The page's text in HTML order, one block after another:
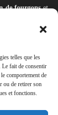
telles que les
Le fait de consentir
comportement de
ou de retirer son
et fonctions.
de fourgonset
de matériel)
couvre
, lespresses
clé en main
équipes de
matériel sans